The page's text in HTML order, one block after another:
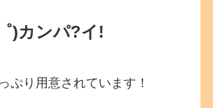
)カンパ?イ!
ぷり用意されています！